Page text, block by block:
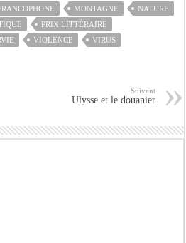
MONTAGNE
NATURE
PRIX LITTÉRAIRE
VIOLENCE VIRUS
Suivant
Ulysse et le douanier